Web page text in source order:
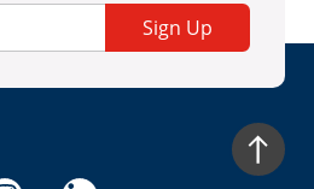
Sign Up